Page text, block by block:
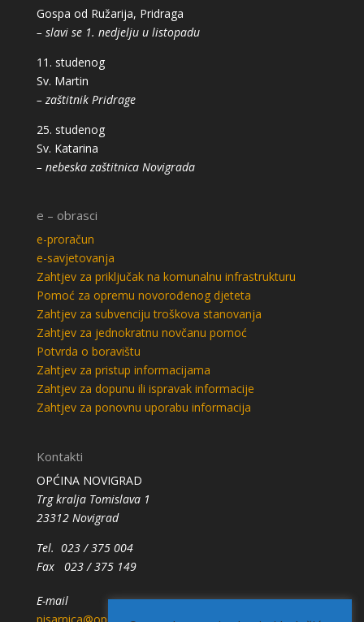
Gospa od Ružarija, Pridraga
– slavi se 1. nedjelju u listopadu
11. studenog
Sv. Martin
– zaštitnik Pridrage
25. studenog
Sv. Katarina
– nebeska zaštitnica Novigrada
e – obrasci
e-proračun
e-savjetovanja
Zahtjev za priključak na komunalnu infrastrukturu
Pomoć za opremu novorođenog djeteta
Zahtjev za subvenciju troškova stanovanja
Zahtjev za jednokratnu novčanu pomoć
Potvrda o boravištu
Zahtjev za pristup informacijama
Zahtjev za dopunu ili ispravak informacije
Zahtjev za ponovnu uporabu informacija
Kontakti
OPĆINA NOVIGRAD
Trg kralja Tomislava 1
23312 Novigrad
Tel. 023 / 375 004
Fax 023 / 375 149
E-mail
pisarnica@opcina-novigrad.hr